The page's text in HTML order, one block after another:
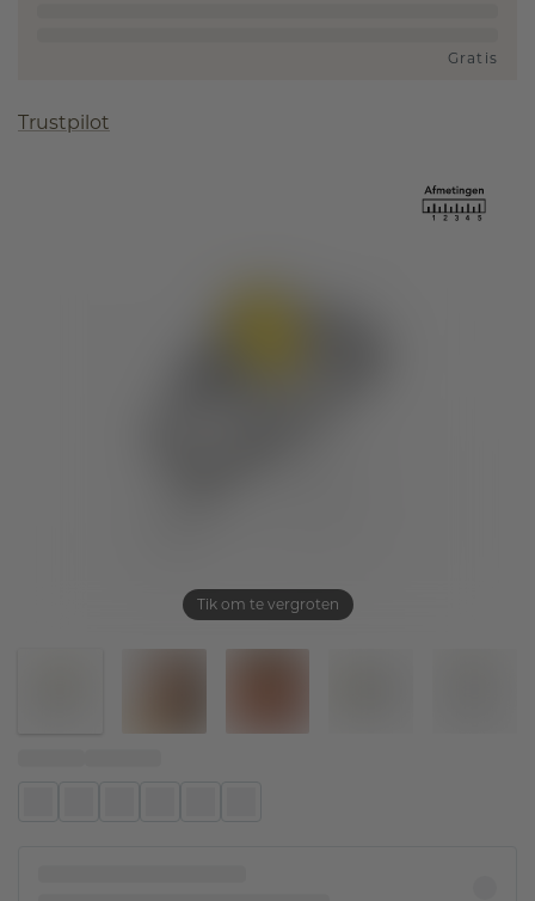
Tik om te vergroten
Gratis
Trustpilot